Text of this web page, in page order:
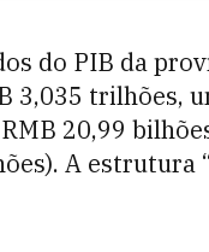
do PIB da
3,035 trilhões,
20,99
A estrutura